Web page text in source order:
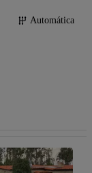
Automática